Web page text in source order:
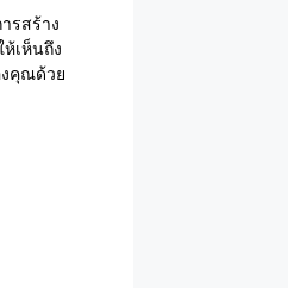
รสร้าง
เห็นถึง
คุณด้วย